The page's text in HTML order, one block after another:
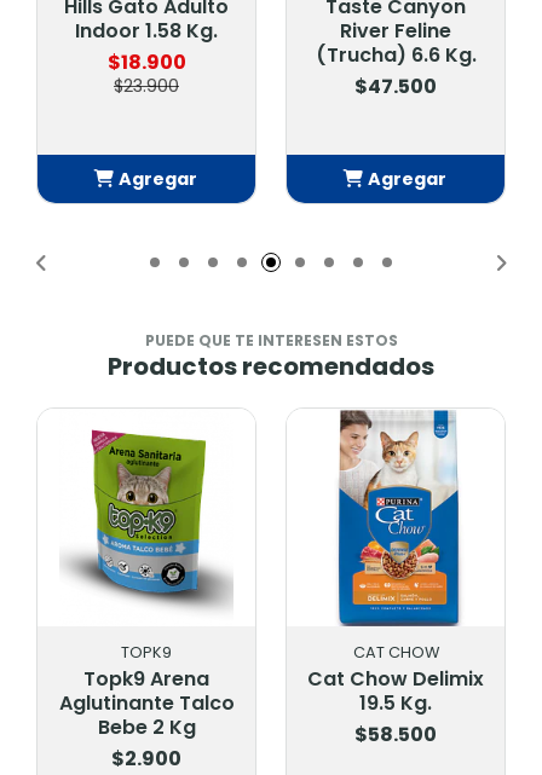
Hills Gato Adulto
Indoor 1.58 Kg.
$18.900
$23.900
Agregar
Taste Canyon
River Feline
(Trucha) 6.6 Kg.
$47.500
Agregar
PUEDE QUE TE INTERESEN ESTOS
Productos recomendados
TOPK9
Topk9 Arena
Aglutinante Talco
Bebe 2 Kg
$2.900
CAT CHOW
Cat Chow Delimix
19.5 Kg.
$58.500